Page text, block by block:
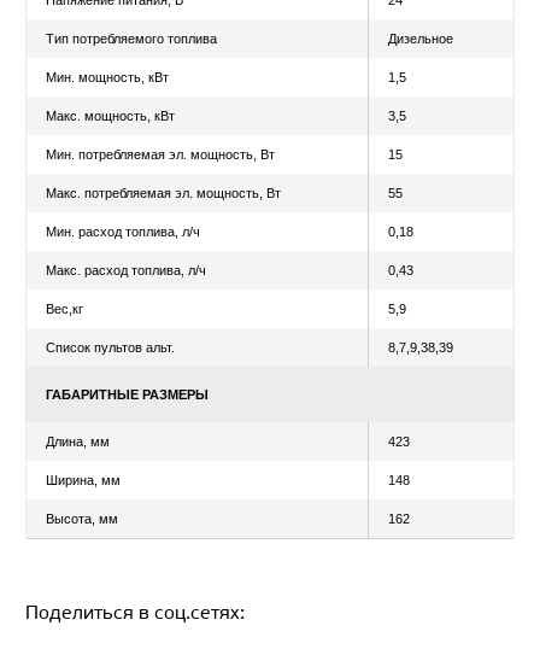
Уточнить цену
ТЕХНИЧЕСКИЕ
ХАРАКТЕРИСТИКИ
Мин. мощность, кВт
Макс. мощность, кВт
Макс. потребляемая эл. мощность, Вт
Поделиться в соц.сетях: